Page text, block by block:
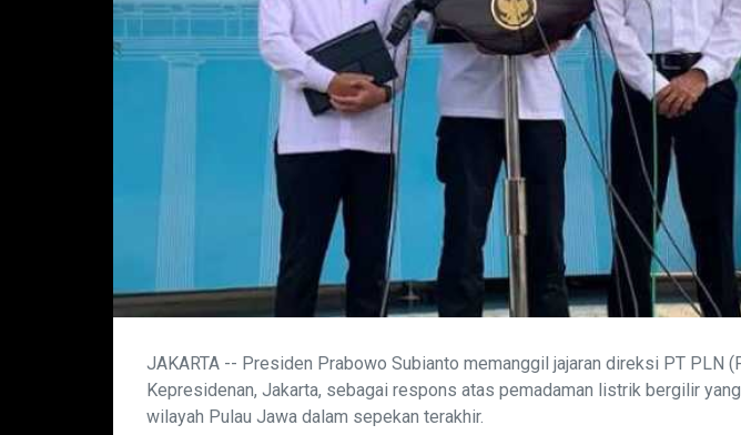
JAKARTA -- Presiden Prabowo Subianto memanggil jajaran direksi PT PLN
Kepresidenan, Jakarta, sebagai respons atas pemadaman listrik bergilir
wilayah Pulau Jawa dalam sepekan terakhir.